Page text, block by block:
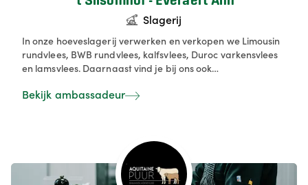
Slagerij
In onze hoeveslagerij verwerken en verkopen we Limousin
rundvlees, BWB rundvlees, kalfsvlees, Duroc varkensvlees
en lamsvlees. Daarnaast vind je bij ons ook
die zelf de grondstoffen produceren. Naast ons werk in de
samenwerking met het Steunpunt Groene Zorg bieden we
een zinvolle dagbesteding aan mensen die het moeilijker
hebben in onze maatschappij.
Bekijk ambassadeur